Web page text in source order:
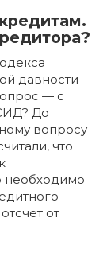
давности
— с
До
вопросу
что
необходимо
от